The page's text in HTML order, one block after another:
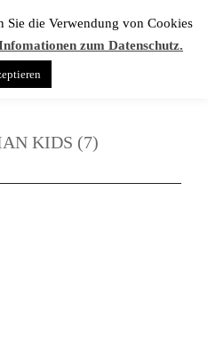
KIDS (7)
Sie die Verwendung von Cookies
zum Datenschutz.